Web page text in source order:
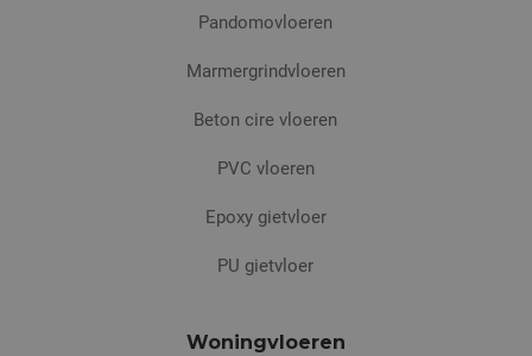
Pandomovloeren
Marmergrindvloeren
Beton cire vloeren
PVC vloeren
Epoxy gietvloer
PU gietvloer
Woningvloeren